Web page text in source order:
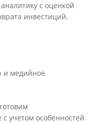
с оценкой
инвестиций.
и медийное
учетом особенностей